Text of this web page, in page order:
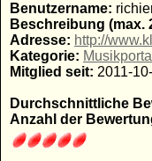
Benutzername:
Beschreibung (max.
Adresse: http://
Kategorie: Musikportal
Mitglied seit: 2011-
Durchschnittliche
Anzahl der